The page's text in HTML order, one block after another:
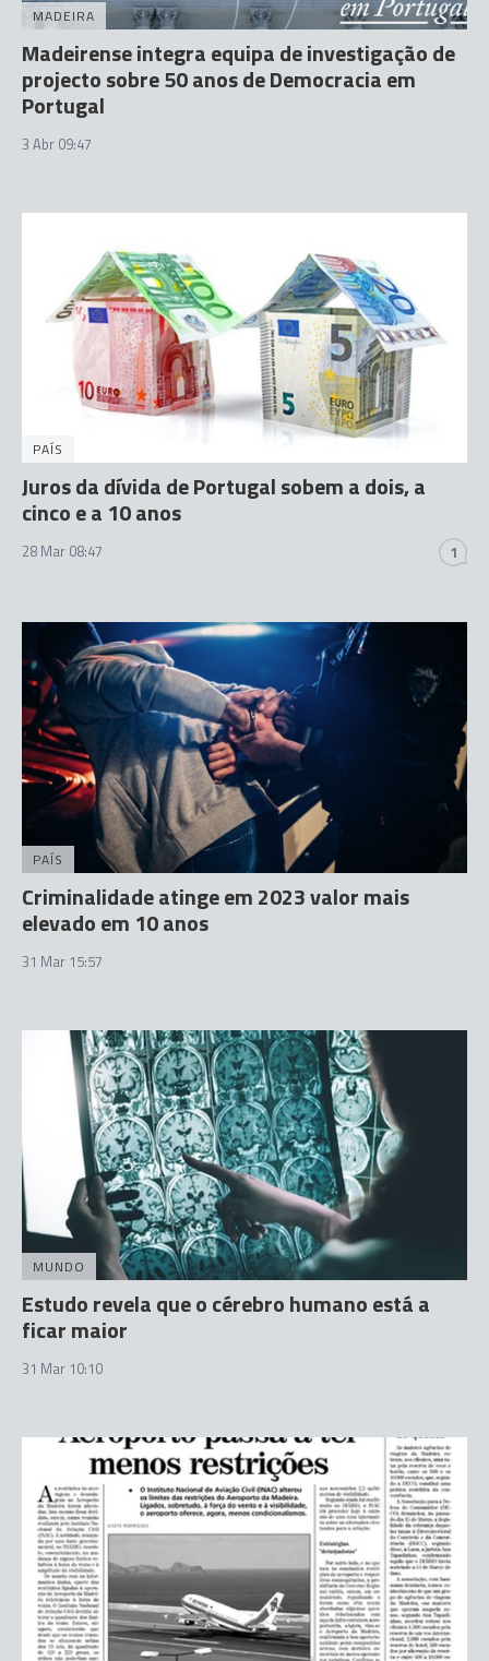
MADEIRA
Madeirense integra equipa de investigação de
projecto sobre 50 anos de Democracia em
Portugal
3 Abr 09:47
PAÍS
Juros da dívida de Portugal sobem a dois, a
cinco e a 10 anos
28 Mar 08:47 1
PAÍS
Criminalidade atinge em 2023 valor mais
elevado em 10 anos
31 Mar 15:57
MUNDO
Estudo revela que o cérebro humano está a
ficar maior
31 Mar 10:10